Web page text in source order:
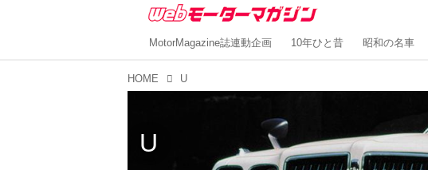
MotorMagazine誌連動企画 10年ひと昔 昭和の名車
HOME U
U